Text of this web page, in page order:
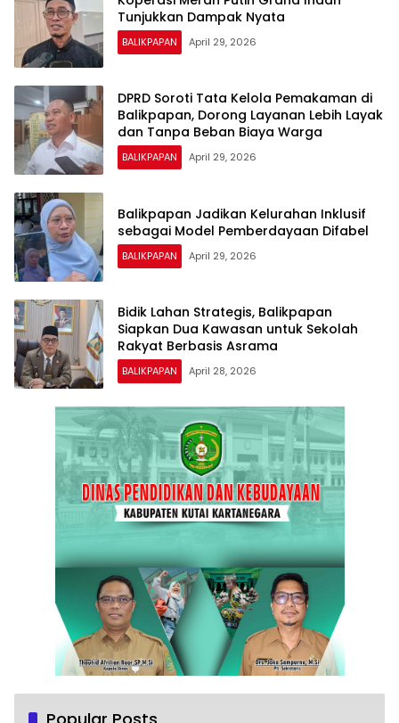
Tunjukkan Dampak Nyata
BALIKPAPAN April 29, 2026
DPRD Soroti Tata Kelola Pemakaman di
Balikpapan, Dorong Layanan Lebih Layak
dan Tanpa Beban Biaya Warga
BALIKPAPAN April 29, 2026
Balikpapan Jadikan Kelurahan Inklusif
sebagai Model Pemberdayaan Difabel
BALIKPAPAN April 29, 2026
Bidik Lahan Strategis, Balikpapan
Siapkan Dua Kawasan untuk Sekolah
Rakyat Berbasis Asrama
BALIKPAPAN April 28, 2026